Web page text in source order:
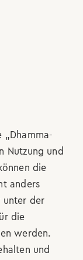
„Dhamma-
Nutzung und
die
anders
unter der
die
werden.
und